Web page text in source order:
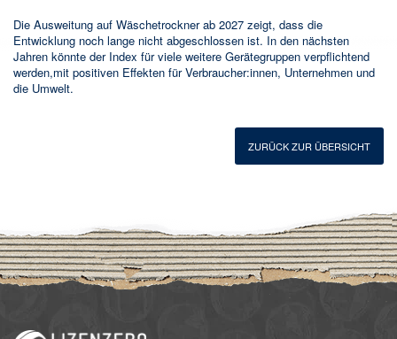
Die Ausweitung auf Wäschetrockner ab 2027 zeigt, dass die
Entwicklung noch lange nicht abgeschlossen ist. In den nächsten
Jahren könnte der Index für viele weitere Gerätegruppen verpflichtend
werden,mit positiven Effekten für Verbraucher:innen, Unternehmen und
die Umwelt.
ZURÜCK ZUR ÜBERSICHT